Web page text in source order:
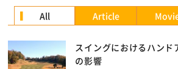
All Article
スイングにおけるハンド
の影響